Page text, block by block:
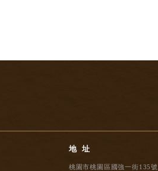
地址
桃園市桃園區國強一街135號